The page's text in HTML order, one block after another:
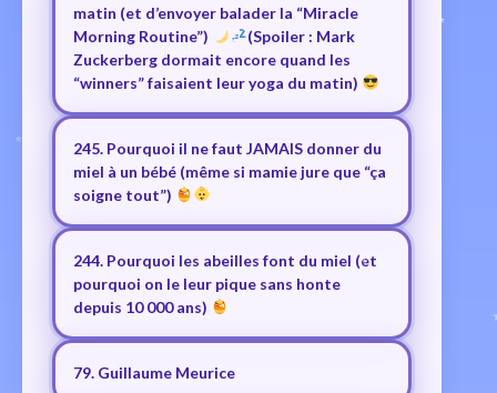
matin (et d’envoyer balader la “Miracle
Morning Routine”)
(Spoiler : Mark
Zuckerberg dormait encore quand les
“winners” faisaient leur yoga du matin)
245. Pourquoi il ne faut JAMAIS donner du
miel à un bébé (même si mamie jure que “ça
soigne tout”)
244. Pourquoi les abeilles font du miel (et
pourquoi on le leur pique sans honte
depuis 10 000 ans)
79. Guillaume Meurice